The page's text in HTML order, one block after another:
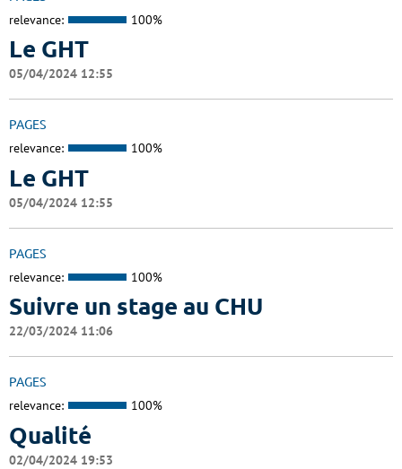
relevance: 100%
Le GHT
05/04/2024 12:55
PAGES
relevance: 100%
Le GHT
05/04/2024 12:55
PAGES
relevance: 100%
Suivre un stage au CHU
22/03/2024 11:06
PAGES
relevance: 100%
Qualité
02/04/2024 19:53